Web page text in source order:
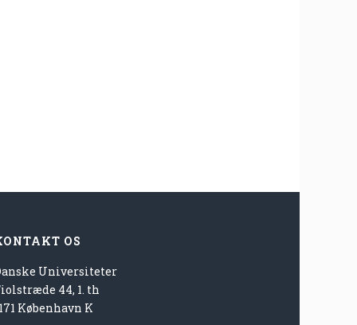
OS
Universiteter
44, 1. th
København K